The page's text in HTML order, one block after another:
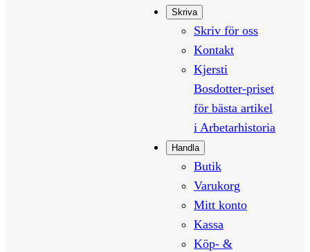
Skriva
Skriv för oss
Kontakt
Kjersti
Bosdotter-priset
för bästa artikel
i Arbetarhistoria
Handla
Butik
Varukorg
Mitt konto
Kassa
Köp- &